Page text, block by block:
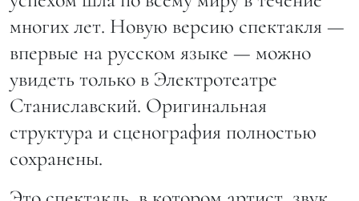
многих лет. Новую версию спектакля —
впервые на русском языке — можно
увидеть только в Электротеатре
Станиславский. Оригинальная
структура и сценография полностью
сохранены.